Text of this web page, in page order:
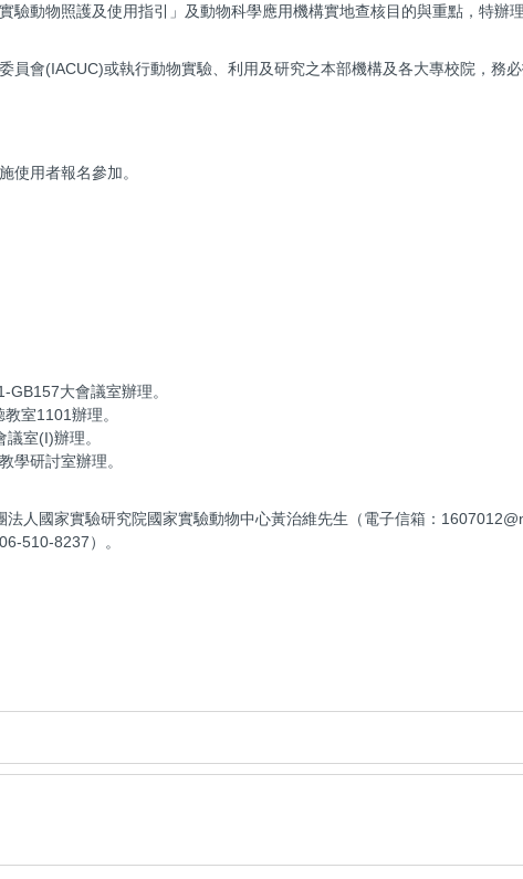
動物照護及使用指引」及動物科學應用機構實地查核目的與重點，特辦
會(IACUC)或執行動物實驗、利用及研究之本部機構及各大專校院，務
使用者報名參加。
大會議室辦理。
室1101辦理。
室(I)辦理。
學研討室辦理。
人國家實驗研究院國家實驗動物中心黃治維先生（電子信箱：
510-8237）。